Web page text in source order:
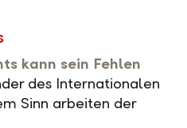
kann sein Fehlen
des Internationalen
Sinn arbeiten der